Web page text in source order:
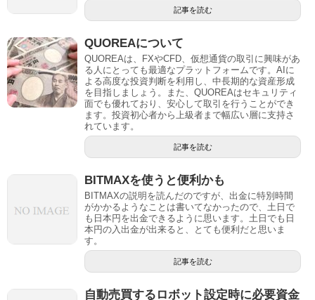
記事を読む
QUOREAについて
QUOREAは、FXやCFD、仮想通貨の取引に興味があ
る人にとっても最適なプラットフォームです。AIに
よる高度な投資判断を利用し、中長期的な資産形成
を目指しましょう。また、QUOREAはセキュリティ
面でも優れており、安心して取引を行うことができ
ます。投資初心者から上級者まで幅広い層に支持さ
れています。
記事を読む
BITMAXを使うと便利かも
BITMAXの説明を読んだのですが、出金に特別時間
がかかるようなことは書いてなかったので、土日で
も日本円を出金できるように思います。土日でも日
本円の入出金が出来ると、とても便利だと思いま
す。
記事を読む
自動売買するロボット設定時に必要資金